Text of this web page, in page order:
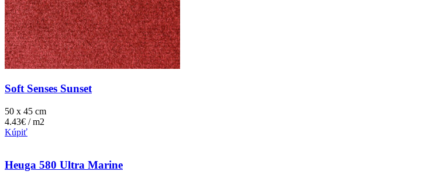
Soft Senses Sunset
50 x 45 cm
4.43€ / m2
Kúpiť
Heuga 580 Ultra Marine